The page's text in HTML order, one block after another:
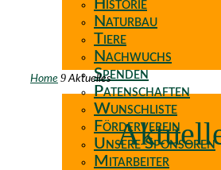
Historie
Naturbau
Tiere
Nachwuchs
Spenden
Patenschaften
Wunschliste
Förderverein
Unsere Sponsoren
Mitarbeiter
Home 9 Aktuelles